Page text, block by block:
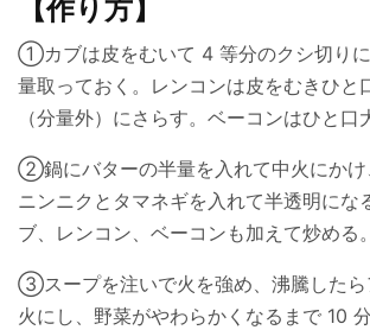
【作り方】
①カブは皮をむいて 4 等分のクシ切り
量取っておく。レンコンは皮をむきひと
（分量外）にさらす。ベーコンはひと口
②鍋にバターの半量を入れて中火にかけ
ニンニクとタマネギを入れて半透明にな
ブ、レンコン、ベーコンも加えて炒める。
③スープを注いで火を強め、沸騰したら
火にし、野菜がやわらかくなるまで 10 分